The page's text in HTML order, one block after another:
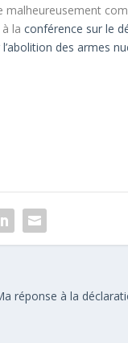
à laconférence sur le
des armes
réponse à la